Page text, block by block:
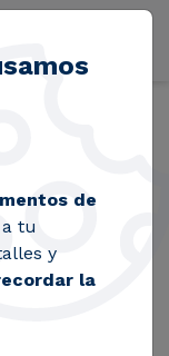
beneficiada por las
las
de
tu
y
la